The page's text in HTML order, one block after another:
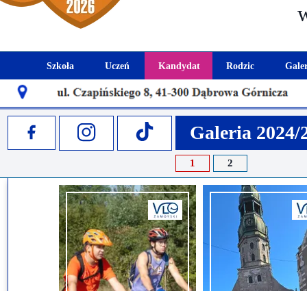
2
1
Galeria 2024/
Rodzic
Harmonogram
Pomoc
Szkoła
Historia szkoły
Patron szkoły
Misja szkoły
Kadra pedagogiczna
Rada Szkoły
Sukcesy
Edukator roku
Ambasador Zamoyskiego
Uczeń
Kalendarz roku szkolnego
Wymagania edukacyjne
Egzaminy i sprawdziany
Matura
Samorząd Szkolny
Wykaz podręczników
Projekty edukacyjne
Rzecznik Praw Ucznia
Kandydat
Aktualności dla
Sprawdzian kompetencji
Ważne terminy
Regulamin rekrutacji
Dlaczego Zamoyski?
System rekrutacji